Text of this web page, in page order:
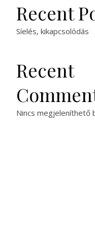
Recent
Síelés, kikapcsolódás
Recent
Nincs megjeleníthető